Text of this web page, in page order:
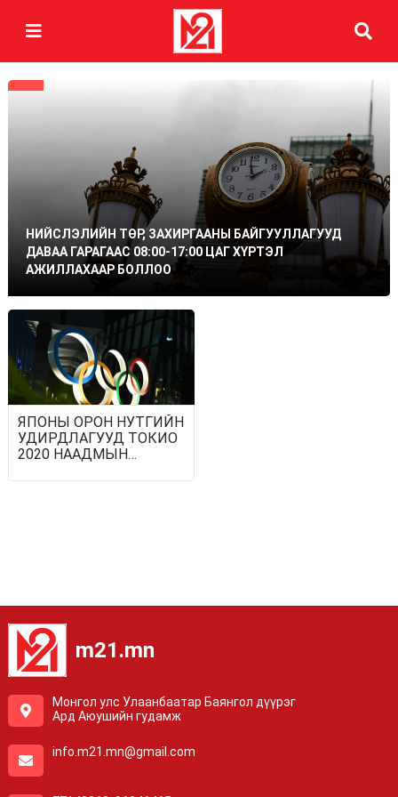
НИЙСЛЭЛИЙН ТӨР, ЗАХИРГААНЫ БАЙГУУЛЛАГУУД
ДАВАА ГАРАГААС 08:00-17:00 ЦАГ ХҮРТЭЛ
АЖИЛЛАХААР БОЛЛОО
ЯПОНЫ ОРОН НУТГИЙН
УДИРДЛАГУУД ТОКИО
2020 НААДМЫН
ЭМНЭЛГЭЭ
m21.mn
Монгол улс Улаанбаатар Баянгол дүүрэг
Ард Аюушийн гудамж
info.m21.mn@gmail.com